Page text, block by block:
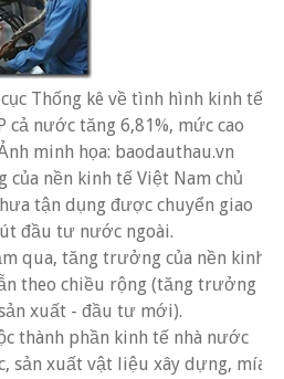
Thống kê về tình hình kinh tế
cả nước tăng 6,81%, mức cao
minh họa: baodauthau.vn
nền kinh tế Việt Nam chủ
tận dụng được chuyển giao
đầu tư nước ngoài.
qua, tăng trưởng của nền kinh
theo chiều rộng (tăng trưởng
xuất - đầu tư mới).
thành phần kinh tế nhà nước
sản xuất vật liệu xây dựng, mía